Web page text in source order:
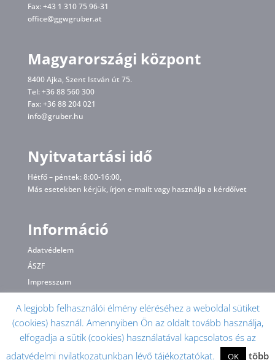
Fax: +43 1 310 75 96-31
office@ggwgruber.at
Magyarországi központ
8400 Ajka, Szent István út 75.
Tel: +36 88 560 300
Fax: +36 88 204 021
info@gruber.hu
Nyitvatartási idő
Hétfő – péntek: 8:00-16:00,
Más esetekben kérjük, írjon e-mailt vagy használja a kérdőívet
Információ
Adatvédelem
ÁSZF
Impresszum
A legjobb felhasználói élmény eléréséhez a weboldal sütiket
(cookies) használ. Amennyiben Ön az oldalt tovább használja,
elfogadja a sütik (cookies) használatával kapcsolatos és az
adatvédelmi nyilatkozatunkban lévő tájékoztatókat.
OK több